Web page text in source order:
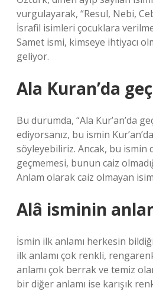
vurgulayarak, “Resul, Nebi,
İsrafil isimleri çocuklara
Samet ismi, kimseye ihtiyacı
geliyor.
Ala Kuran’da
Bu durumda, “Ala Kur’an’da
ediyorsanız, bu ismin
söyleyebiliriz. Ancak, bu ismin
geçmemesi, bunun caiz
Anlam olarak caiz olmayan
Alâ isminin
İsmin ilk anlamı herkesin
ilk anlamı çok renkli,
anlamı çok berrak ve temiz
bir diğer anlamı ise karışık